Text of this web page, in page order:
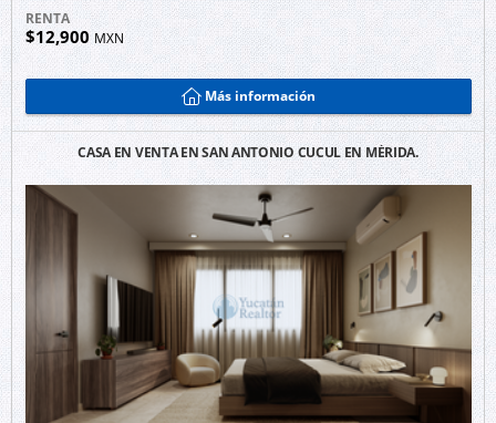
RENTA
$12,900MXN
Más información
CASA EN VENTA EN SAN ANTONIO CUCUL EN MÉRIDA.